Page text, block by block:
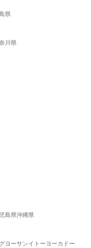
県
川県
島県沖縄県
ヨーサンイトーヨーカドー